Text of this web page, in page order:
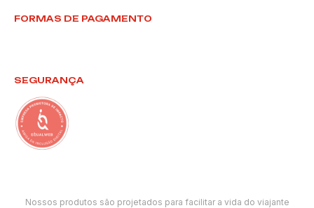
FORMAS DE PAGAMENTO
SEGURANÇA
Nossos produtos são projetados para facilitar a vida do viajante